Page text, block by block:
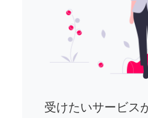
受けたいサービス